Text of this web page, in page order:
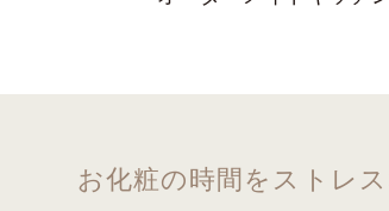
お化粧の時間をストレス